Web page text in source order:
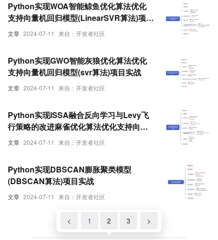
文章 2024-07-11 来自：开发者社区
Python实现WOA智能鲸鱼优化算法优化
支持向量机回归模型(LinearSVR算法)项目
实战
文章 2024-07-11 来自：开发者社区
Python实现GWO智能灰狼优化算法优化
支持向量机回归模型(svr算法)项目实战
文章 2024-07-11 来自：开发者社区
Python实现ISSA融合反向学习与Levy飞
行策略的改进麻雀优化算法优化支持向量
机分类模型(SVC算法)项目实战
文章 2024-07-11 来自：开发者社区
Python实现DBSCAN膨胀聚类模型
(DBSCAN算法)项目实战
< 1 2 3 >